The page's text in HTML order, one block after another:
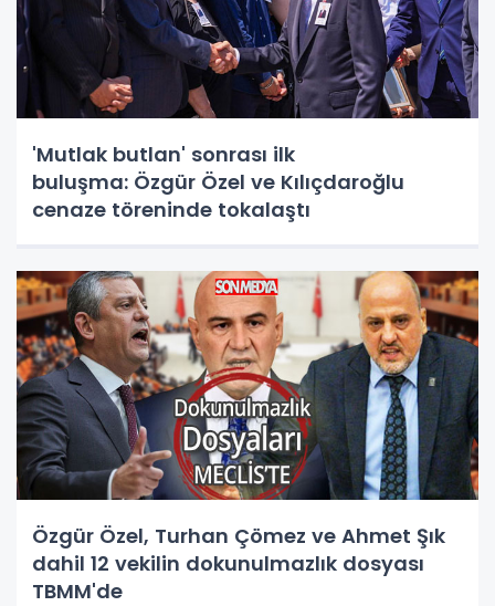
'Mutlak butlan' sonrası ilk
buluşma: Özgür Özel ve Kılıçdaroğlu
cenaze töreninde tokalaştı
Özgür Özel, Turhan Çömez ve Ahmet Şık
dahil 12 vekilin dokunulmazlık dosyası
TBMM'de